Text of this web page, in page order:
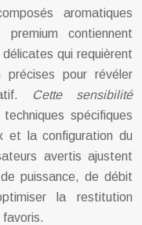
aromatiques
contiennent
qui requièrent
précises pour révéler
Cette sensibilité
spécifiques
et la configuration du
avertis ajustent
puissance, de débit
la restitution